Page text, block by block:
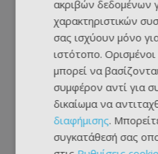
ακριβών δεδομένων
χαρακτηριστικών
σας ισχύουν μόνο
ιστότοπο.
μπορεί να
συμφέρον αντί για
δικαίωμα να
διαφήμισης.
συγκατάθεσή σας